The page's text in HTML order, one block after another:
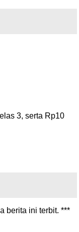
3, serta Rp10
berita ini terbit. ***